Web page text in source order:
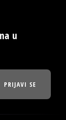
u
PRIJAVI SE